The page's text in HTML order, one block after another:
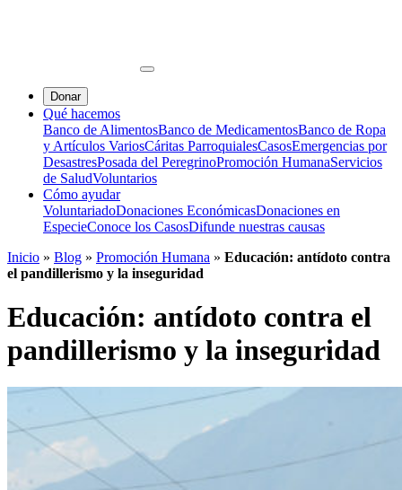
Donar
Qué hacemos
Banco de AlimentosBanco de MedicamentosBanco de Ropa
y Artículos VariosCáritas ParroquialesCasosEmergencias por
DesastresPosada del PeregrinoPromoción HumanaServicios
de SaludVoluntarios
Cómo ayudar
VoluntariadoDonaciones EconómicasDonaciones en
EspecieConoce los CasosDifunde nuestras causas
Inicio » Blog » Promoción Humana » Educación: antídoto contra
el pandillerismo y la inseguridad
Educación: antídoto contra el
pandillerismo y la inseguridad